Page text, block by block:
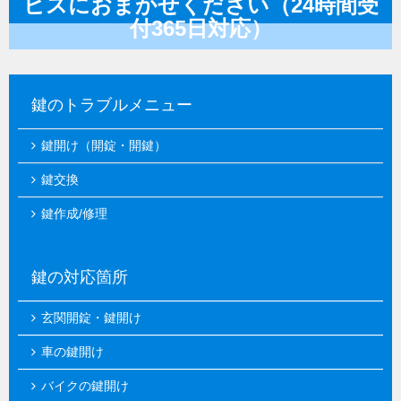
ビスにおまかせください（24時間受
付365日対応）
鍵のトラブルメニュー
鍵開け（開錠・開鍵）
鍵交換
鍵作成/修理
鍵の対応箇所
玄関開錠・鍵開け
車の鍵開け
バイクの鍵開け